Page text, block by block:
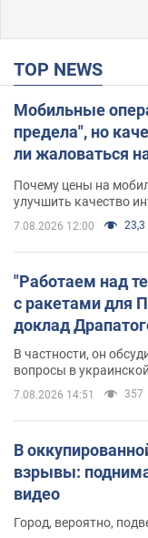
TOP NEWS
Мобильные
предела", но
ли жаловаться
Почему цены на
улучшить качество
7.08.2026 12:00 23,3
"Работаем над
с ракетами для
доклад
В частности, он
вопросы в
7.08.2026 14:51 357
В
взрывы:
видео
Город, вероятно,